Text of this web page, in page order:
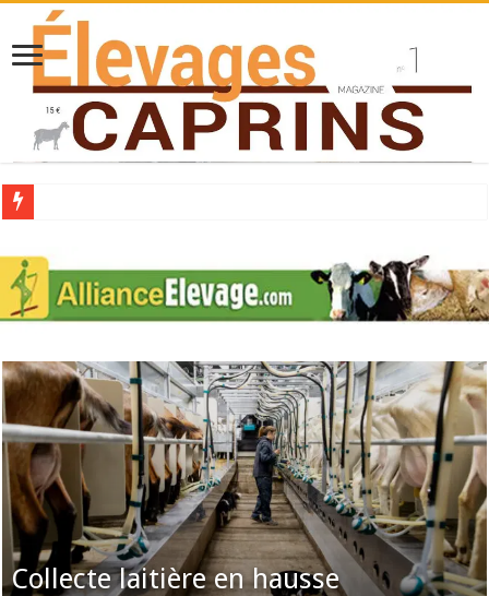
Stress thermique : quelles solutions concrètes pour protéger son troupeau ?
40 ans du Space : une présentation caprine quotidienne
La collecte de lait de chèvre confirme son rebond
Collecte laitière en hausse